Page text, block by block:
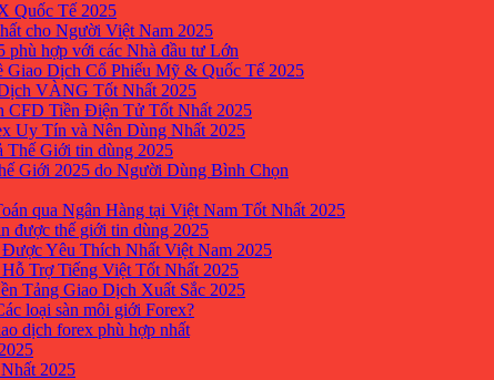
Quốc Tế 2025
cho Người Việt Nam 2025
phù hợp với các Nhà đầu tư Lớn
Giao Dịch Cổ Phiếu Mỹ & Quốc Tế 2025
VÀNG Tốt Nhất 2025
CFD Tiền Điện Tử Tốt Nhất 2025
Uy Tín và Nên Dùng Nhất 2025
Thế Giới tin dùng 2025
Giới 2025 do Người Dùng Bình Chọn
qua Ngân Hàng tại Việt Nam Tốt Nhất 2025
được thế giới tin dùng 2025
Yêu Thích Nhất Việt Nam 2025
Trợ Tiếng Việt Tốt Nhất 2025
Tảng Giao Dịch Xuất Sắc 2025
loại sàn môi giới Forex?
dịch forex phù hợp nhất
2025